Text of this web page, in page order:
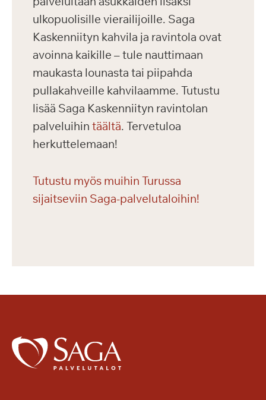
ulkopuolisille vierailijoille. Saga
Kaskenniityn kahvila ja ravintola ovat
avoinna kaikille – tule nauttimaan
maukasta lounasta tai piipahda
pullakahveille kahvilaamme. Tutustu
lisää Saga Kaskenniityn ravintolan
palveluihin täältä. Tervetuloa
herkuttelemaan!
Tutustu myös muihin Turussa
sijaitseviin Saga-palvelutaloihin!